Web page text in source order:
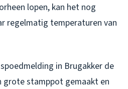
lopen, kan het nog
regelmatig temperaturen van
in Brugakker de
grote stamppot gemaakt en